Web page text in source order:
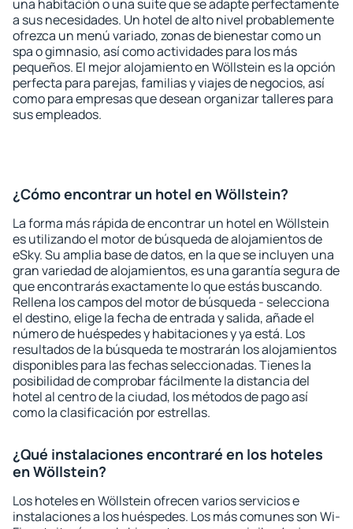
una habitación o una suite que se adapte perfectamente
a sus necesidades. Un hotel de alto nivel probablemente
ofrezca un menú variado, zonas de bienestar como un
spa o gimnasio, así como actividades para los más
pequeños. El mejor alojamiento en Wöllstein es la opción
perfecta para parejas, familias y viajes de negocios, así
como para empresas que desean organizar talleres para
sus empleados.
¿Cómo encontrar un hotel en Wöllstein?
La forma más rápida de encontrar un hotel en Wöllstein
es utilizando el motor de búsqueda de alojamientos de
eSky. Su amplia base de datos, en la que se incluyen una
gran variedad de alojamientos, es una garantía segura de
que encontrarás exactamente lo que estás buscando.
Rellena los campos del motor de búsqueda - selecciona
el destino, elige la fecha de entrada y salida, añade el
número de huéspedes y habitaciones y ya está. Los
resultados de la búsqueda te mostrarán los alojamientos
disponibles para las fechas seleccionadas. Tienes la
posibilidad de comprobar fácilmente la distancia del
hotel al centro de la ciudad, los métodos de pago así
como la clasificación por estrellas.
¿Qué instalaciones encontraré en los hoteles
en Wöllstein?
Los hoteles en Wöllstein ofrecen varios servicios e
instalaciones a los huéspedes. Los más comunes son Wi-